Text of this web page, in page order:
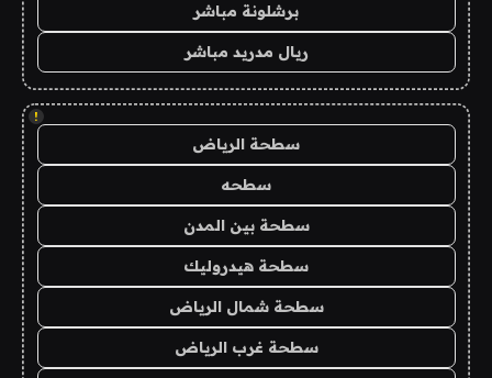
برشلونة مباشر
ريال مدريد مباشر
!
سطحة الرياض
سطحه
سطحة بين المدن
سطحة هيدروليك
سطحة شمال الرياض
سطحة غرب الرياض